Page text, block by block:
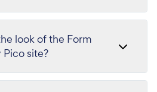
look of the Form
site?